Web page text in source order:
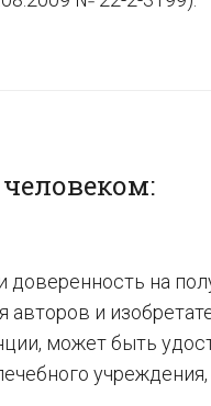
на
и
может быть